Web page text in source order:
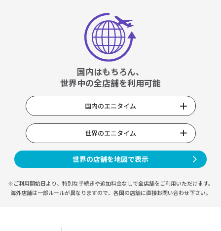
国内はもちろん、
世界中の全店舗を利用可能
国内のエニタイム
世界のエニタイム
世界の店舗を地図で表示
※ご利用開始日より、特別な手続きや追加料金なしで全店舗をご利用いただけます。
海外店舗は一部ルールが異なりますので、 各国の店舗に直接お問い合わせ下さい。